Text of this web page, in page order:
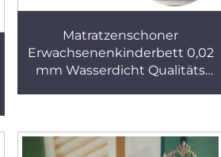
Matratzenschoner
Erwachsenenkinderbett 0,02
mm Wasserdicht Qualitäts